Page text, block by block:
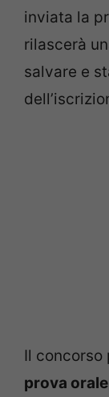
inviata la
rilascerà
salvare e
Il concorso
prova orale